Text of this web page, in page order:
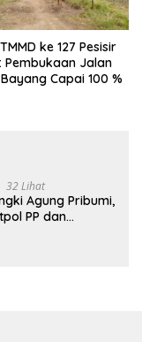
ke 127 Pesisir
Pembukaan Jalan
Capai 100 %
32 Lihat
Agung Pribumi,
PP dan